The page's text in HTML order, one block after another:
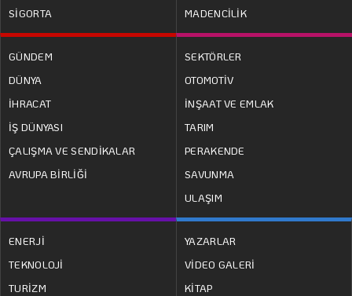
SİGORTA
MADENCİLİK
GÜNDEM
DÜNYA
İHRACAT
İŞ DÜNYASI
ÇALIŞMA VE SENDİKALAR
AVRUPA BİRLİĞİ
SEKTÖRLER
OTOMOTİV
İNŞAAT VE EMLAK
TARIM
PERAKENDE
SAVUNMA
ULAŞIM
ENERJİ
TEKNOLOJİ
TURİZM
YAZARLAR
VİDEO GALERİ
KİTAP